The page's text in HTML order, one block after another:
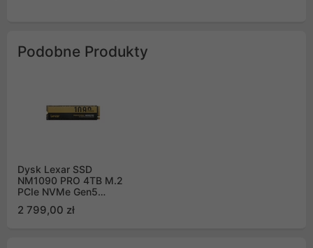
Podobne Produkty
Dysk Lexar SSD
NM1090 PRO 4TB M.2
PCIe NVMe Gen5
2 799,00 zł